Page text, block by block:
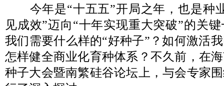
今年是“十五五”开局之年，也是种
见成效”迈向“十年实现重大突破”的关
我们需要什么样的“好种子”？如何激活
怎样健全商业化育种体系？不久前，在
种子大会暨南繁硅谷论坛上，与会专家